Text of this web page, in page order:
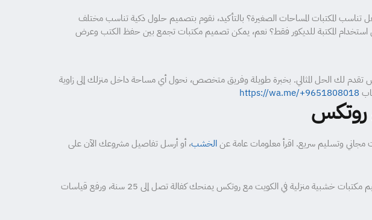
تنفيذ مكتبة حسب تصميم خاص؟ نعم، جميع التصميمات في روتكس يتم تنفيذها حسب الطلب. 2-هل تناسب المكتبات المساحات الصغيرة؟ بالتأكيد، نقوم بتصميم حلول ذكية تناسب مختلف
إضاءة داخل المكتبة؟ نعم، يمكن دمج إضاءة ديكورية حسب رغبة العميل. 4-هل يمكن استخدام المكتبة للديكور فقط؟ نعم، يمكن تصميم مكتبات تجمع بين حفظ الكتب وعرض
تقدم لك الحل المثالي. بخبرة طويلة وفريق متخصص، نحول أي مساحة داخل منزلك إلى زاوية
https://wa.me/+9651808018
روتكس
الخشب، أو أرسل تفاصيل مشروعك الآن على
الخلاصة: إذا كنت تبحث عن تصميم مكتبات خشبية منزلية في الكويت بجودة مضمونة وسعر مصنع مباشر، فإن تصميم مكتبات خشبية منزلية في الكويت مع روتكس يمنحك كفالة تصل إلى 25 سنة، ورفع قياسات